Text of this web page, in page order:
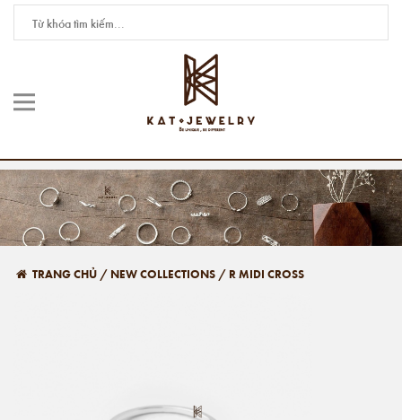
TRANG CHỦ / NEW COLLECTIONS / R MIDI CROSS